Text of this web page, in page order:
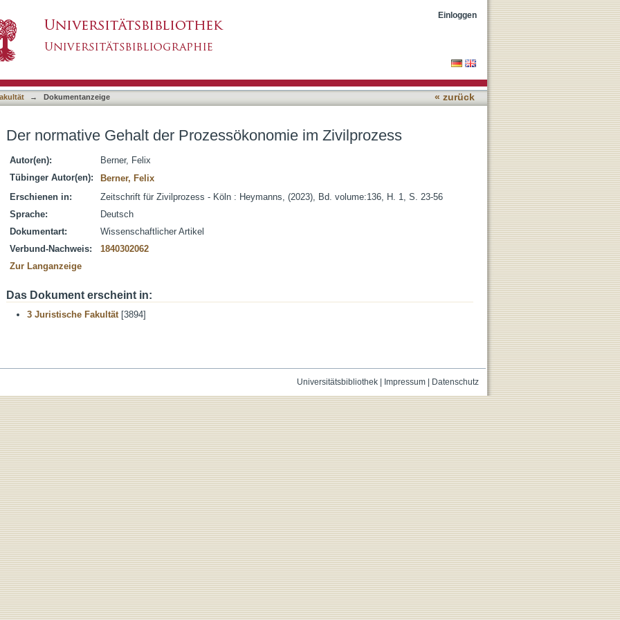
Einloggen
→ Dokumentanzeige « zurück
Der normative Gehalt der Prozessökonomie im Zivilprozess
Autor(en):
Berner, Felix
Tübinger Autor(en):
Berner, Felix
Erschienen in:
Zeitschrift für Zivilprozess - Köln : Heymanns, (2023), Bd. volume:136, H. 1, S. 23-56
Sprache:
Deutsch
Dokumentart:
Wissenschaftlicher Artikel
Verbund-Nachweis:
1840302062
Zur Langanzeige
Das Dokument erscheint in:
3 Juristische Fakultät[3894]
Universitätsbibliothek| Impressum| Datenschutz